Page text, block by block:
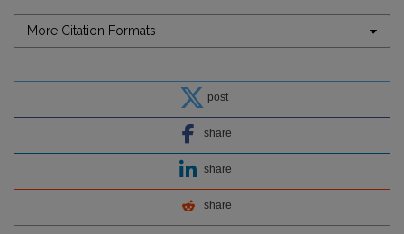
More Citation Formats
post
share
share
share